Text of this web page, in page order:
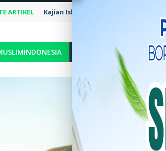
ARTIKEL Kajian Islami – “Wahai Anakku,